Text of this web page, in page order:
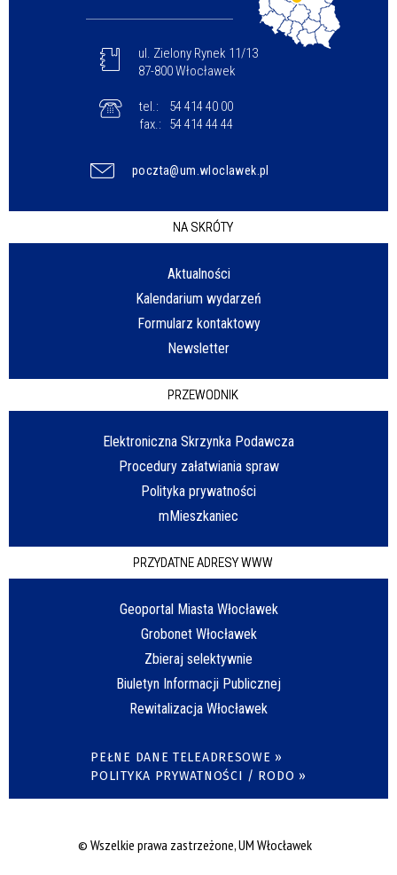
ul. Zielony Rynek 11/13
87-800 Włocławek
tel.:
54 414 40 00
fax.:
54 414 44 44
poczta@um.wloclawek.pl
NA SKRÓTY
Aktualności
Kalendarium wydarzeń
Formularz kontaktowy
Newsletter
PRZEWODNIK
Elektroniczna Skrzynka Podawcza
Procedury załatwiania spraw
Polityka prywatności
mMieszkaniec
PRZYDATNE ADRESY WWW
Geoportal Miasta Włocławek
Grobonet Włocławek
Zbieraj selektywnie
Biuletyn Informacji Publicznej
Rewitalizacja Włocławek
PEŁNE DANE TELEADRESOWE »
POLITYKA PRYWATNOŚCI / RODO »
© Wszelkie prawa zastrzeżone, UM Włocławek